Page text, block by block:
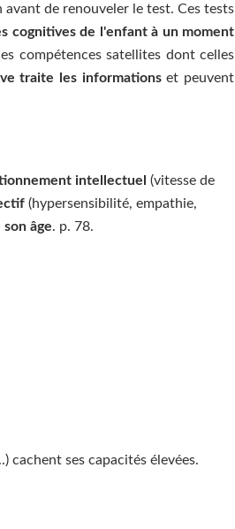
de renouveler le test. Ces tests
cognitives de l'enfant à un moment
compétences satellites dont celles
traite les informationset peuvent
intellectuel (vitesse de
(hypersensibilité, empathie,
âge. p. 78.
cachent ses capacités élevées.